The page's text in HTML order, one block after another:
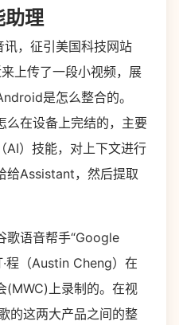
理
，征引美国科技网站
上传了一段小视频，展
是怎么整合的。
么在设备上完结的，主要
AI）技能，对上下文进行
给Assistant，然后提取
歌语音帮手“Google
程（Austin Cheng）在
(MWC)上录制的。在视
的这两大产品之间的整